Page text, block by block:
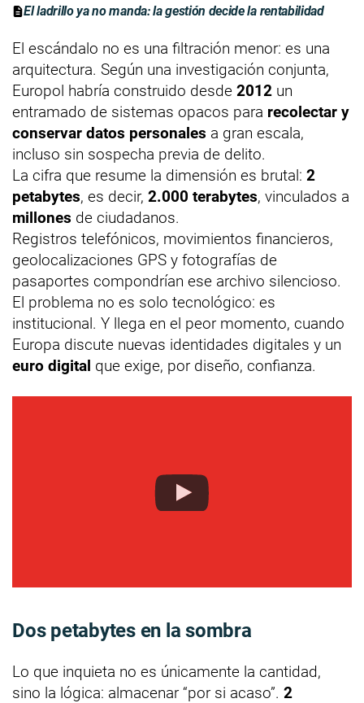
El ladrillo ya no manda: la gestión decide la rentabilidad
El escándalo no es una filtración menor: es una
arquitectura. Según una investigación conjunta,
Europol habría construido desde 2012 un
entramado de sistemas opacos para recolectar y
conservar datos personales a gran escala,
incluso sin sospecha previa de delito.
La cifra que resume la dimensión es brutal: 2
petabytes, es decir, 2.000 terabytes, vinculados a
millones de ciudadanos.
Registros telefónicos, movimientos financieros,
geolocalizaciones GPS y fotografías de
pasaportes compondrían ese archivo silencioso.
El problema no es solo tecnológico: es
institucional. Y llega en el peor momento, cuando
Europa discute nuevas identidades digitales y un
euro digital que exige, por diseño, confianza.
Dos petabytes en la sombra
Lo que inquieta no es únicamente la cantidad,
sino la lógica: almacenar “por si acaso”. 2